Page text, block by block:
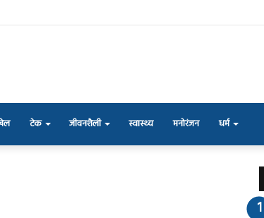
टेक जीवनशैली स्वास्थ्य मनोरंजन धर्म